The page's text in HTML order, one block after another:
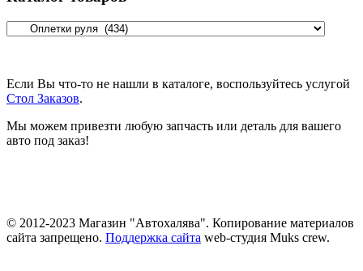
Если Вы что-то не нашли в каталоге, воспользуйтесь услугой
Стол Заказов.
Мы можем привезти любую запчасть или деталь для вашего
авто под заказ!
© 2012-2023 Магазин "Автохалява". Копирование материалов
сайта запрещено. Поддержка сайта web-студия Muks crew.